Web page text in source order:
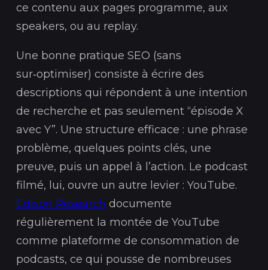
ce contenu aux pages programme, aux
speakers, ou au replay.
Une bonne pratique SEO (sans
sur‑optimiser) consiste à écrire des
descriptions qui répondent à une intention
de recherche et pas seulement “épisode X
avec Y”. Une structure efficace : une phrase
problème, quelques points clés, une
preuve, puis un appel à l’action. Le podcast
filmé, lui, ouvre un autre levier : YouTube.
Edison Research documente
régulièrement la montée de YouTube
comme plateforme de consommation de
podcasts, ce qui pousse de nombreuses